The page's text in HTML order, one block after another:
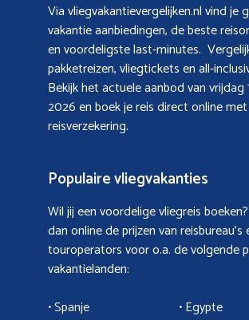
Via vliegvakantievergelijken.nl vind je
vakantie aanbiedingen, de beste
en voordeligste last-minutes.
pakketreizen, vliegtickets en all-
Bekijk het actuele aanbod vanvrijdag
2026en boek je reis direct online met
reisverzekering.
Populaire vliegvakanties
Wil jij een voordelige vliegreis
dan online de prijzen van reisbureau’s
touroperators voor o.a. de volgende
vakantielanden:
• Spanje
• Egypte